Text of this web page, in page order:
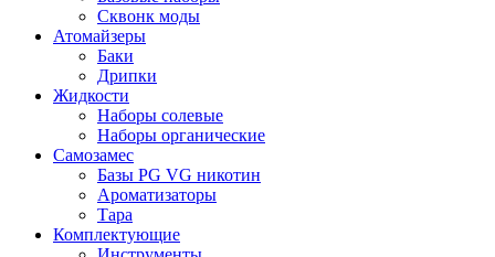
Сквонк моды
Атомайзеры
Баки
Дрипки
Жидкости
Наборы солевые
Наборы органические
Самозамес
Базы PG VG никотин
Ароматизаторы
Тара
Комплектующие